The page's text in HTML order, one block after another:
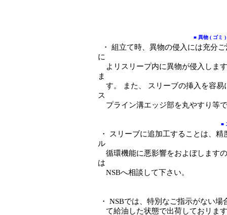
■ 異物 ( ゴミ
・ 組立て時、異物の侵入には充分
に
よリスリープ内に異物が侵入しま
ま
す。 また、 スリーブの挿入を容易
ス
プライン溝エッジ部を丸やすり等
■
・ スリーブに追加工することは、
ル
循環機能に悪影響をおよぼします
は
NSBへ相談して下さい。
・ NSBでは、特別なご指示がない
て給油した状態で出荷しておリま